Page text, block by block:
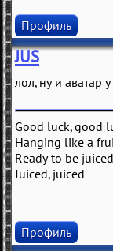
Профиль
JUS
лол, ну и аватар
Good luck, good
Hanging like a
Ready to be juiced
Juiced, juiced
Профиль